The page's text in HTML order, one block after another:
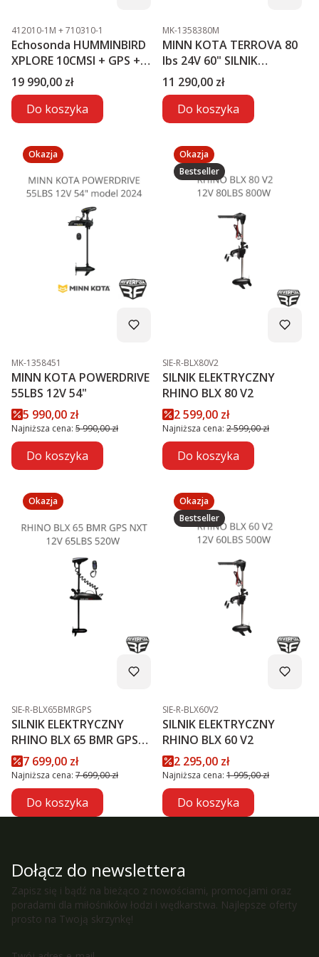
Kod produktu
412010-1M + 710310-1
Echosonda HUMMINBIRD
XPLORE 10CMSI + GPS +
MEGA LIVE2
Cena
19 990,00 zł
Do koszyka
Kod produktu
MK-1358380M
MINN KOTA TERROVA 80
lbs 24V 60" SILNIK
ELEKTRYCZNY
Cena
11 290,00 zł
Do koszyka
Okazja
Kod produktu
MK-1358451
MINN KOTA POWERDRIVE
55LBS 12V 54"
Cena promocyjna
5 990,00 zł
Najniższa cena: 5 990,00 zł
Do koszyka
Okazja
Bestseller
Kod produktu
SIE-R-BLX80V2
SILNIK ELEKTRYCZNY
RHINO BLX 80 V2
Cena promocyjna
2 599,00 zł
Najniższa cena: 2 599,00 zł
Do koszyka
Okazja
Kod produktu
SIE-R-BLX65BMRGPS
SILNIK ELEKTRYCZNY
RHINO BLX 65 BMR GPS
NXTCena promocyjna
7 699,00 zł
Najniższa cena: 7 699,00 zł
Do koszyka
Okazja
Bestseller
Kod produktu
SIE-R-BLX60V2
SILNIK ELEKTRYCZNY
RHINO BLX 60 V2
Cena promocyjna
2 295,00 zł
Najniższa cena: 1 995,00 zł
Do koszyka
Dołącz do newslettera
Zapisz się i bądź na bieżąco z nowościami, promocjami oraz
poradami dla miłośników łodzi i wędkarstwa. Najlepsze oferty
prosto na Twoją skrzynkę!